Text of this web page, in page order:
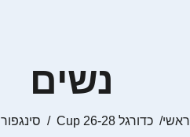
נשים
ראשי כדורגל Cup 26-28 סינגפור